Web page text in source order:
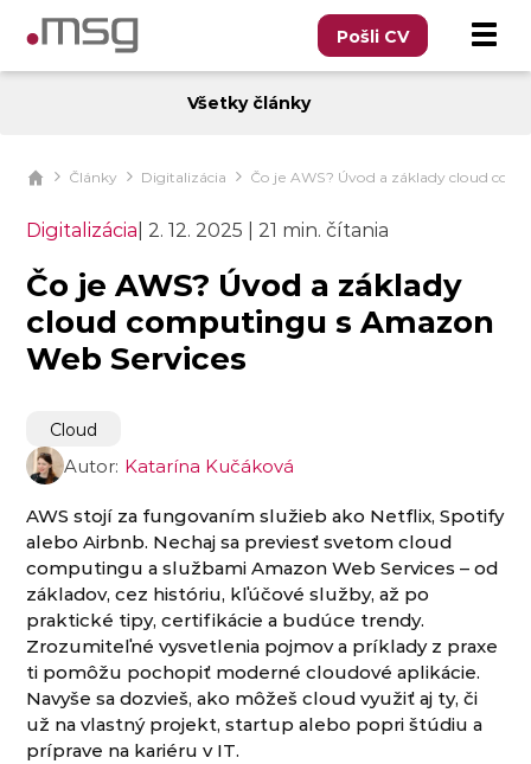
Pošli CV
Všetky články
Články Digitalizácia Čo je AWS? Úvod a základy cloud
Digitalizácia| 2. 12. 2025 | 21 min. čítania
Čo je AWS? Úvod a základy
cloud computingu s Amazon
Web Services
Autor: Katarína Kučáková
Cloud
AWS stojí za fungovaním služieb ako Netflix, Spotify
alebo Airbnb. Nechaj sa previesť svetom cloud
computingu a službami Amazon Web Services – od
základov, cez históriu, kľúčové služby, až po
praktické tipy, certifikácie a budúce trendy.
Zrozumiteľné vysvetlenia pojmov a príklady z praxe
ti pomôžu pochopiť moderné cloudové aplikácie.
Navyše sa dozvieš, ako môžeš cloud využiť aj ty, či
už na vlastný projekt, startup alebo popri štúdiu a
príprave na kariéru v IT.